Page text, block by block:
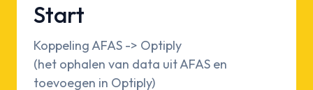
Start
Koppeling AFAS -> Optiply
(het ophalen van data uit AFAS en
toevoegen in Optiply)